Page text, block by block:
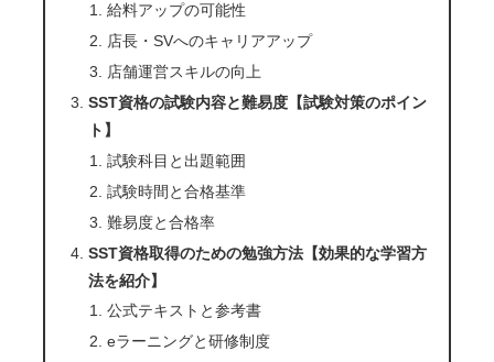
給料アップの可能性
店長・SVへのキャリアアップ
店舗運営スキルの向上
SST資格の試験内容と難易度【試験対策のポイン
ト】
試験科目と出題範囲
試験時間と合格基準
難易度と合格率
SST資格取得のための勉強方法【効果的な学習方
法を紹介】
公式テキストと参考書
eラーニングと研修制度